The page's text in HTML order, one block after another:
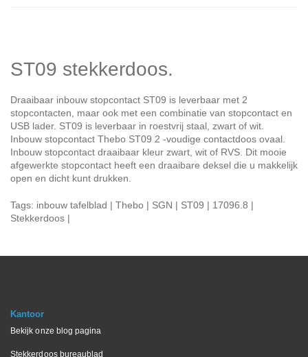
ST09 stekkerdoos.
Draaibaar inbouw stopcontact ST09 is leverbaar met 2
stopcontacten, maar ook met een combinatie van stopcontact en
USB lader. ST09 is leverbaar in roestvrij staal, zwart of wit.
Inbouw stopcontact Thebo ST09 2 -voudige contactdoos ovaal.
Inbouw stopcontact draaibaar kleur zwart, wit of RVS. Dit mooie
afgewerkte stopcontact heeft een draaibare deksel die u makkelijk
open en dicht kunt drukken.
Tags: inbouw tafelblad | Thebo | SGN | ST09 | 17096.8 |
Stekkerdoos |
Kantoor
Bekijk onze blog pagina
Stekkerdoos bureaublad